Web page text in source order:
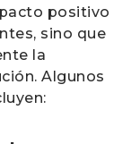
positivo
sino que
la
Algunos